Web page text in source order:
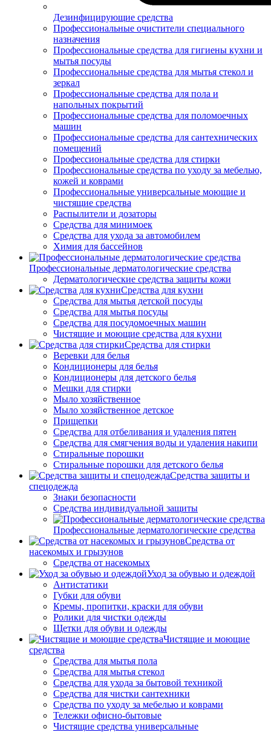
Дезинфицирующие средства
Профессиональные очистители специального
назначения
Профессиональные средства для гигиены кухни и
мытья посуды
Профессиональные средства для мытья стекол и
зеркал
Профессиональные средства для пола и
напольных покрытий
Профессиональные средства для поломоечных
машин
Профессиональные средства для сантехнических
помещений
Профессиональные средства для стирки
Профессиональные средства по уходу за мебелью,
кожей и коврами
Профессиональные универсальные моющие и
чистящие средства
Распылители и дозаторы
Средства для минимоек
Средства для ухода за автомобилем
Химия для бассейнов
Профессиональные дерматологические средства
Дерматологические средства защиты кожи
Средства для кухни
Средства для мытья детской посуды
Средства для мытья посуды
Средства для посудомоечных машин
Чистящие и моющие средства для кухни
Средства для стирки
Веревки для белья
Кондиционеры для белья
Кондиционеры для детского белья
Мешки для стирки
Мыло хозяйственное
Мыло хозяйственное детское
Прищепки
Средства для отбеливания и удаления пятен
Средства для смягчения воды и удаления накипи
Стиральные порошки
Стиральные порошки для детского белья
Средства защиты и
спецодежда
Знаки безопасности
Средства индивидуальной защиты
Профессиональные дерматологические средства
Средства от
насекомых и грызунов
Средства от насекомых
Уход за обувью и одеждой
Антистатики
Губки для обуви
Кремы, пропитки, краски для обуви
Ролики для чистки одежды
Щетки для обуви и одежды
Чистящие и моющие
средства
Средства для мытья пола
Средства для мытья стекол
Средства для ухода за бытовой техникой
Средства для чистки сантехники
Средства по уходу за мебелью и коврами
Тележки офисно-бытовые
Чистящие средства универсальные